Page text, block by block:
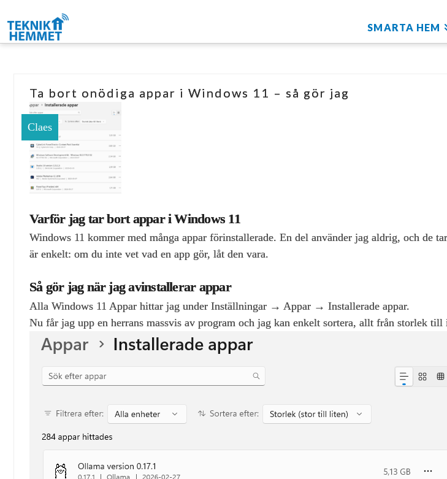
SMARTA HEM
Ta bort onödiga appar i Windows 11 – så gör jag
Claes
Varför jag tar bort appar i Windows 11
Windows 11 kommer med många appar förinstallerade. En del använder jag aldrig, och de
är enkelt: om du inte vet vad en app gör, låt den vara.
Så gör jag när jag avinstallerar appar
Alla Windows 11 Appar hittar jag under Inställningar → Appar → Installerade appar.
Nu får jag upp en herrans massvis av program och jag kan enkelt sortera, allt från storlek till